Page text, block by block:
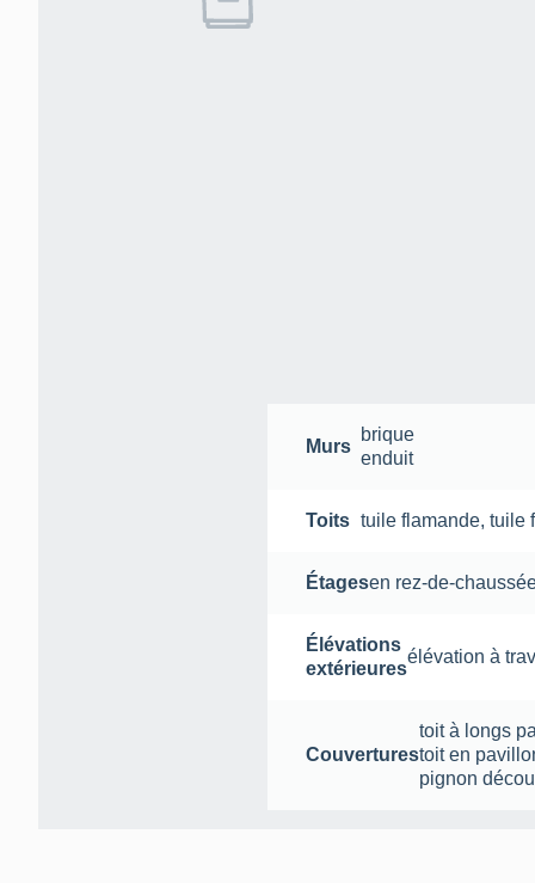
Murs
brique
enduit
Toits tuile flamande, tuile
Étagesen rez-de-
Élévations
extérieures
élévation à
Couvertures
toit à longs
toit en
pignon